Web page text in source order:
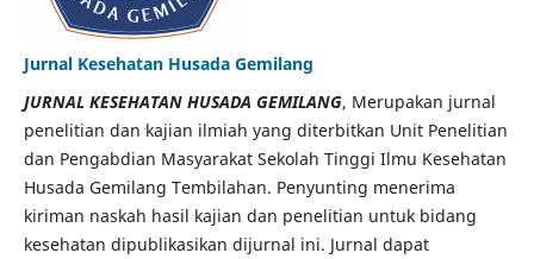
Jurnal Kesehatan Husada Gemilang
JURNAL KESEHATAN HUSADA GEMILANG, Merupakan jurnal
penelitian dan kajian ilmiah yang diterbitkan Unit Penelitian
dan Pengabdian Masyarakat Sekolah Tinggi Ilmu Kesehatan
Husada Gemilang Tembilahan. Penyunting menerima
kiriman naskah hasil kajian dan penelitian untuk bidang
kesehatan dipublikasikan dijurnal ini. Jurnal dapat